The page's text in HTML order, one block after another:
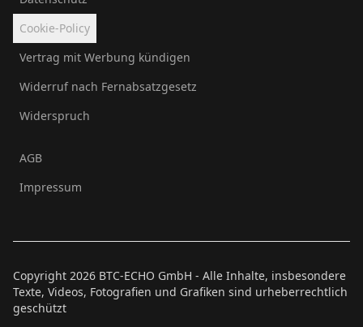
Cookie-Policy
Vertrag mit Werbung kündigen
Widerruf nach Fernabsatzgesetz
Widerspruch
AGB
Impressum
Copyright 2026 BTC-ECHO GmbH - Alle Inhalte, insbesondere
Texte, Videos, Fotografien und Grafiken sind urheberrechtlich
geschützt